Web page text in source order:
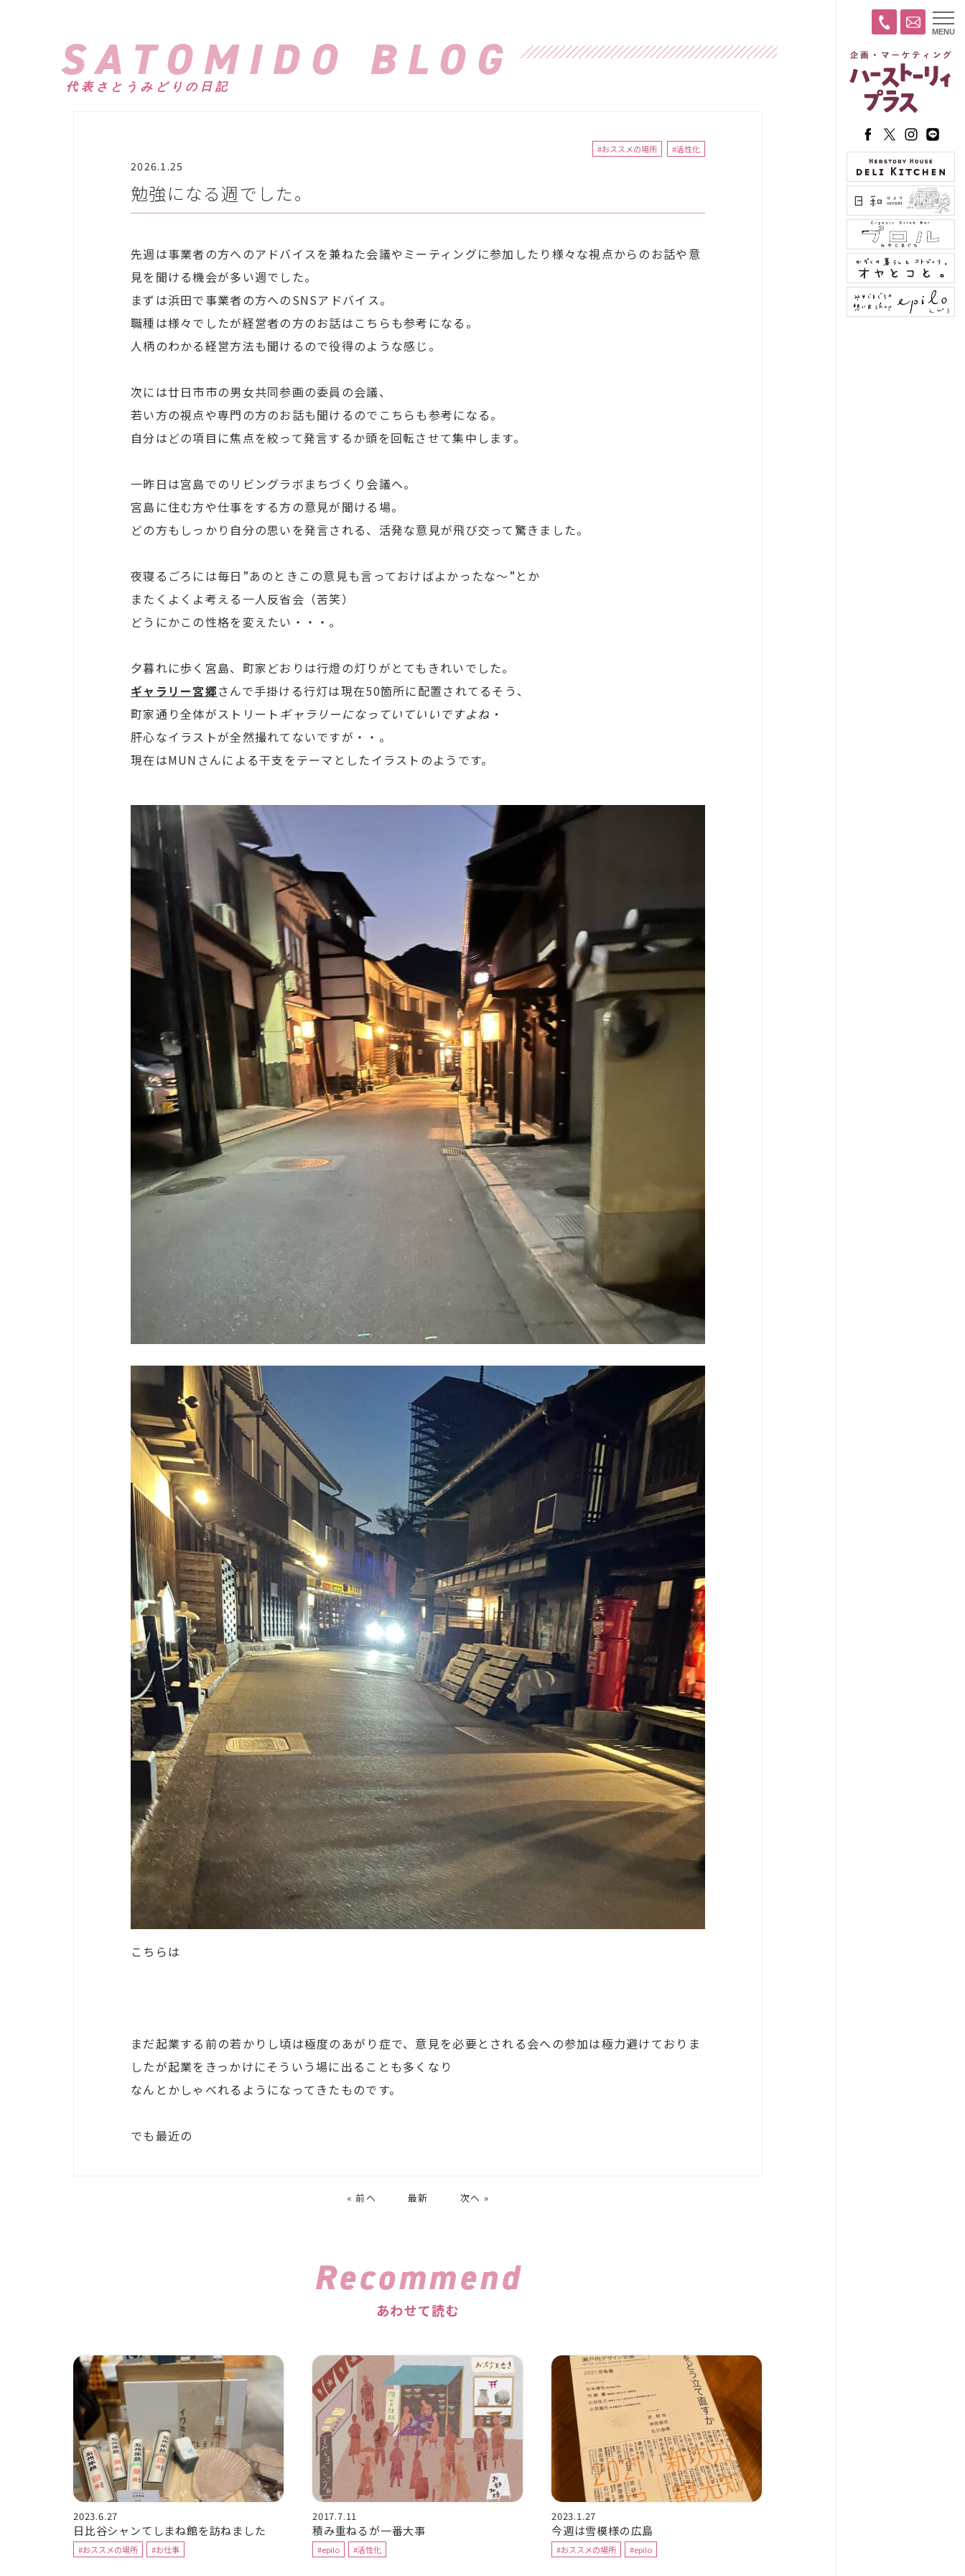
SATOMIDO BLOG
代表さとうみどりの日記
#おススメの場所 #活性化
2026.1.25
勉強になる週でした。
先週は事業者の方へのアドバイスを兼ねた会議やミーティングに参加したり様々な視点からのお話や意
見を聞ける機会が多い週でした。
まずは浜田で事業者の方へのSNSアドバイス。
職種は様々でしたが経営者の方のお話はこちらも参考になる。
人柄のわかる経営方法も聞けるので役得のような感じ。
次には廿日市市の男女共同参画の委員の会議、
若い方の視点や専門の方のお話も聞けるのでこちらも参考になる。
自分はどの項目に焦点を絞って発言するか頭を回転させて集中します。
一昨日は宮島でのリビングラボまちづくり会議へ。
宮島に住む方や仕事をする方の意見が聞ける場。
どの方もしっかり自分の思いを発言される、活発な意見が飛び交って驚きました。
夜寝るごろには毎日”あのときこの意見も言っておけばよかったな～”とか
またくよくよ考える一人反省会（苦笑）
どうにかこの性格を変えたい・・・。
夕暮れに歩く宮島、町家どおりは行燈の灯りがとてもきれいでした。
ギャラリー宮郷さんで手掛ける行灯は現在50箇所に配置されてるそう、
町家通り全体がストリート ギャラリーになっていていいですよね・
肝心なイラストが全然撮れてないですが・・。
現在はMUNさんによる干支をテーマとしたイラストのようです。
こちらは
まだ起業する前の若かりし頃は極度のあがり症で、意見を必要とされる会への参加は極力避けておりま
したが起業をきっかけにそういう場に出ることも多くなり
なんとかしゃべれるようになってきたものです。
でも最近の
« 前へ 最新 次へ »
Recommend
あわせて読む
2023.6.27
日比谷シャンてしまね館を訪ねました
#おススメの場所 #お仕事
2017.7.11
積み重ねるが一番大事
#epilo #活性化
2023.1.27
今週は雪模様の広島
#おススメの場所 #epilo
t
o
g
e
n
t
o
n
MENU